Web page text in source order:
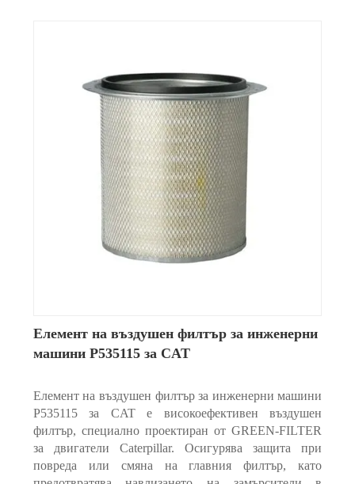
Елемент на въздушен филтър за инженерни
машини P535115 за CAT
Елемент на въздушен филтър за инженерни машини
P535115 за CAT е високоефективен въздушен
филтър, специално проектиран от GREEN-FILTER
за двигатели Caterpillar. Осигурява защита при
повреда или смяна на главния филтър, като